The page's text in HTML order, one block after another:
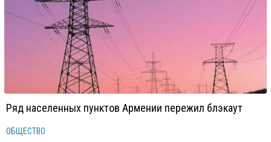
Ряд населенных пунктов Армении пережил блэкаут
ОБЩЕСТВО